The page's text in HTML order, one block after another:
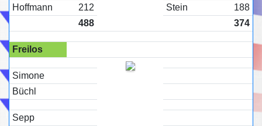
Hoffmann
212 Stein
188
488
374
Freilos
Simone
Büchl
Sepp